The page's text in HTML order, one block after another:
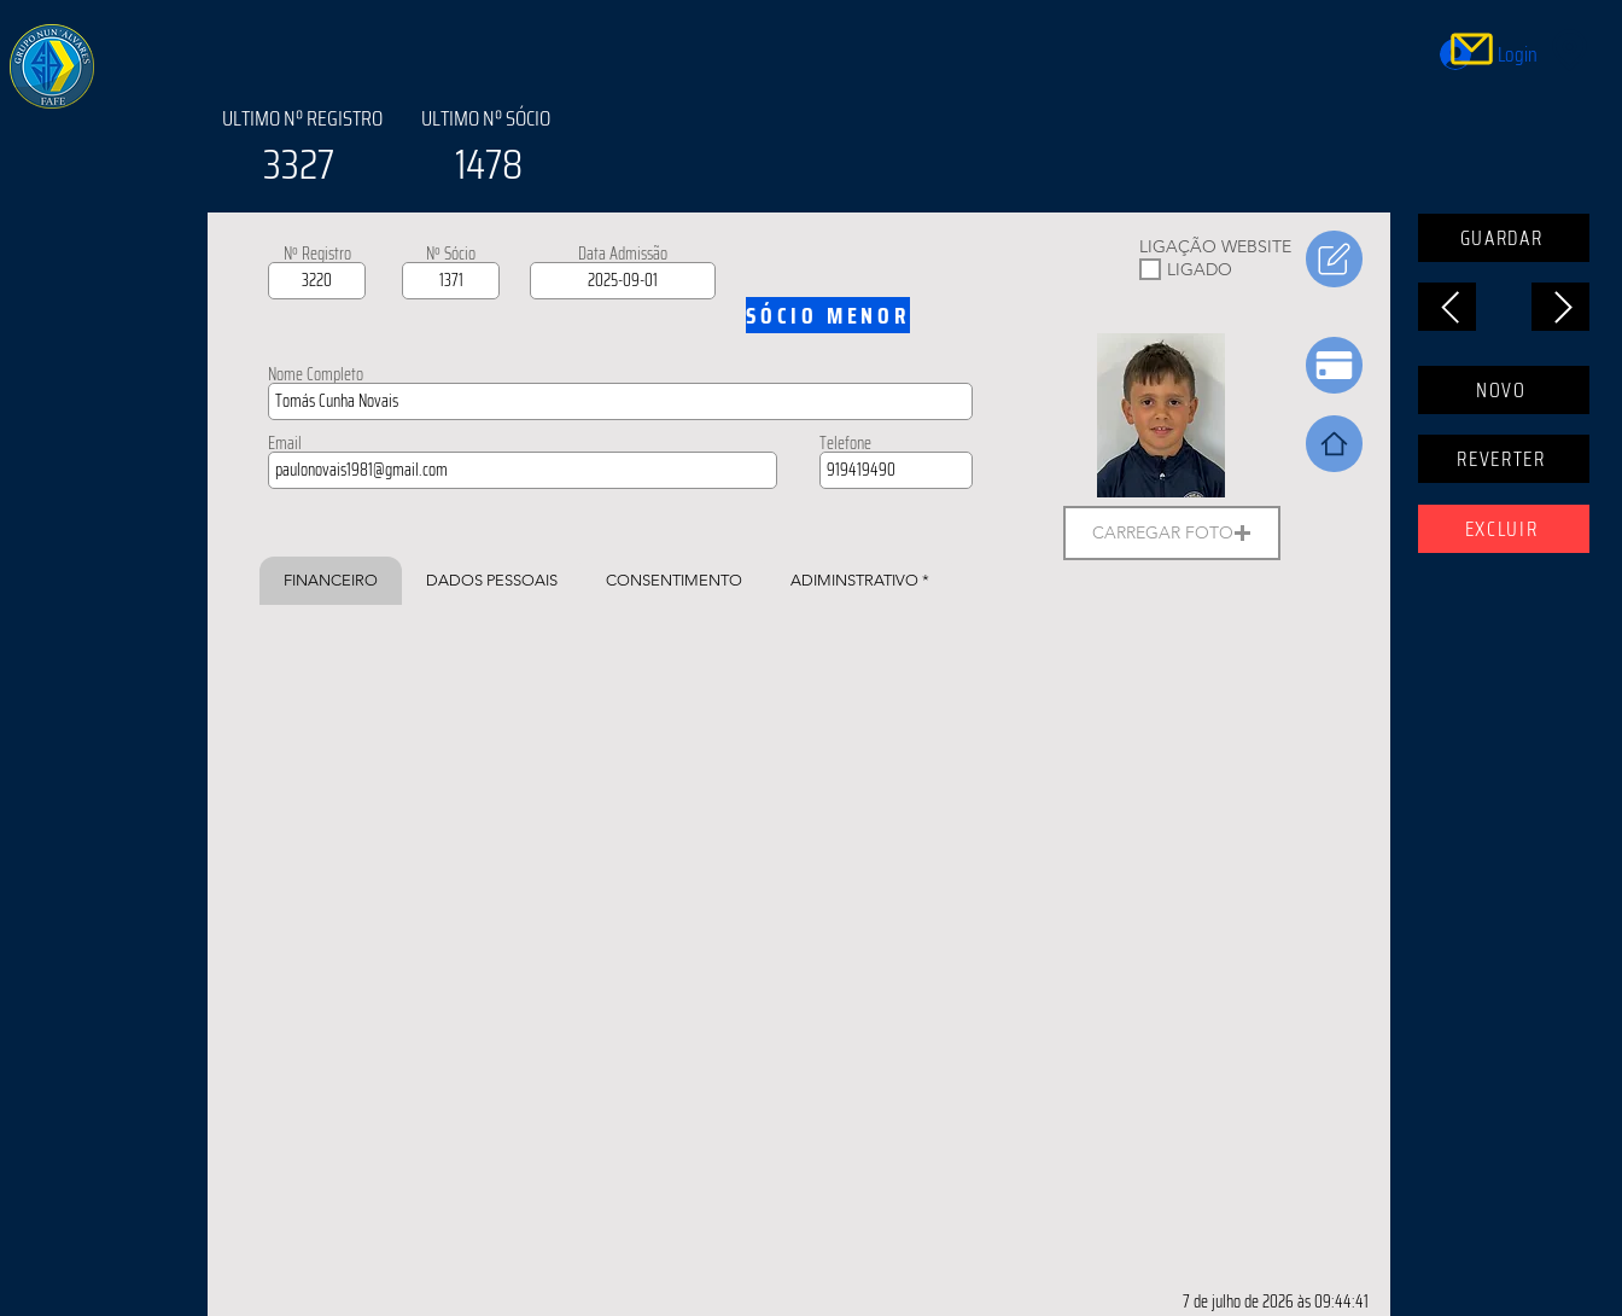
Login
ULTIMO Nº REGISTRO
3327
ULTIMO Nº SÓCIO
1478
Nº Registro Nº Sócio Data Admissão
SÓCIO MENOR
Nome Completo
Email Telefone
LIGAÇÃO WEBSITE
LIGADO
CARREGAR FOTO
7 de julho de 2026 às 09:44:41
FINANCEIRO DADOS PESSOAIS CONSENTIMENTO ADIMINSTRATIVO *
GUARDAR
NOVO
REVERTER
EXCLUIR